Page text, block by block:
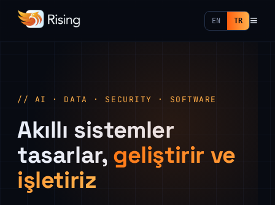
EN TR ≡
// AI · DATA · SECURITY · SOFTWARE
Akıllı sistemler
tasarlar, geliştirir ve
işletiriz